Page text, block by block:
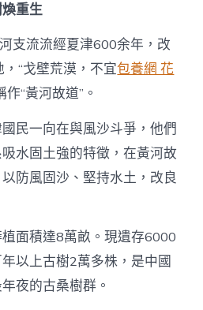
重生
支流流經夏津600余年，改
“戈壁荒漠，不宜包養網 花
“黃河故道”。
民一向在與風沙斗爭，他們
水固土強的特徵，在黃河故
防風固沙、堅持水土，改良
面積達8萬畝。現遺存6000
以上古樹2萬多株，是中國
夜的古桑樹群。